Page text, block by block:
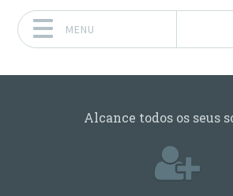
MENU
Alcance todos os seus